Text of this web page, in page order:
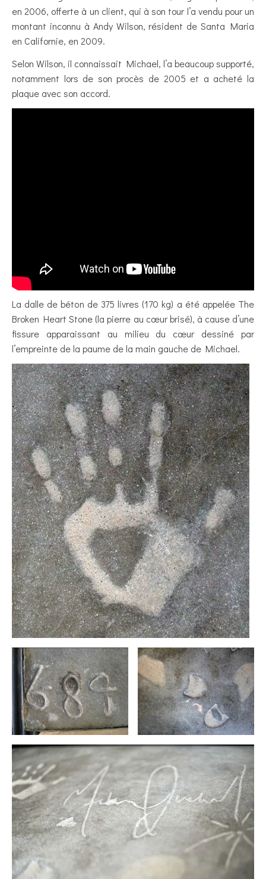
en 2006, offerte à un client, qui à son tour l’a vendu pour un
montant inconnu à Andy Wilson, résident de Santa Maria
en Californie, en 2009.
Selon Wilson, il connaissait Michael, l’a beaucoup supporté,
notamment lors de son procès de 2005 et a acheté la
plaque avec son accord.
La dalle de béton de 375 livres (170 kg) a été appelée The
Broken Heart Stone (la pierre au cœur brisé), à cause d’une
fissure apparaissant au milieu du cœur dessiné par
l’empreinte de la paume de la main gauche de Michael.